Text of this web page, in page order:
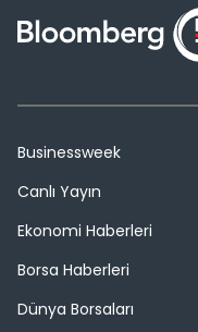
Businessweek
Canlı Yayın
Ekonomi Haberleri
Borsa Haberleri
Dünya Borsaları